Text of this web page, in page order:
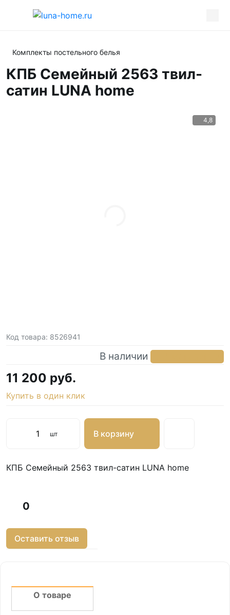
Комплекты постельного белья
КПБ Семейный 2563 твил-
сатин LUNA home
4,8
Код товара: 8526941
В наличии
11 200 руб.
Купить в один клик
шт В корзину
КПБ Семейный 2563 твил-сатин LUNA home
0
Оставить отзыв
О товаре